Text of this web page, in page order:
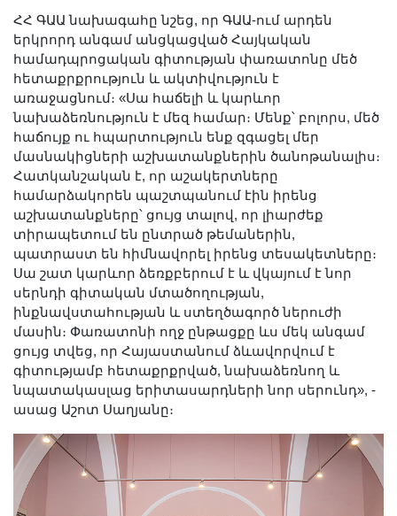
Սփյուռքի գիտնականները
Երիտասարդ գիտնականի
ամբիոն
Մեր երախտավորները
Հայտարարություններ
Կայքի քարտեզ
Որոնում
ՀՀ ԳԱԱ նախագահը նշեց, որ ԳԱԱ-ում արդեն
երկրորդ անգամ անցկացված Հայկական
համադպրոցական գիտության փառատոնը մեծ
հետաքրքրություն և ակտիվություն է
առաջացնում։ «Սա հաճելի և կարևոր
նախաձեռնություն է մեզ համար։ Մենք՝ բոլորս, մեծ
հաճույք ու հպարտություն ենք զգացել մեր
մասնակիցների աշխատանքներին ծանոթանալիս։
Հատկանշական է, որ աշակերտները
համարձակորեն պաշտպանում էին իրենց
աշխատանքները՝ ցույց տալով, որ լիարժեք
տիրապետում են ընտրած թեմաներին,
պատրաստ են հիմնավորել իրենց տեսակետները։
Սա շատ կարևոր ձեռքբերում է և վկայում է նոր
սերնդի գիտական մտածողության,
ինքնավստահության և ստեղծագործ ներուժի
մասին։ Փառատոնի ողջ ընթացքը ևս մեկ անգամ
ցույց տվեց, որ Հայաստանում ձևավորվում է
գիտությամբ հետաքրքրված, նախաձեռնող և
նպատակասլաց երիտասարդների նոր սերունդ», -
ասաց Աշոտ Սաղյանը։